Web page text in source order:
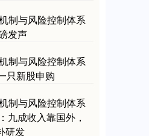
制与风险控制体系
发声
制与风险控制体系
只新股申购
制与风险控制体系
九成收入靠国外，
研发